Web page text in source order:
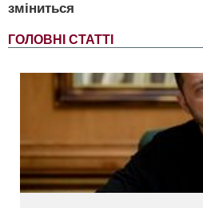
зміниться
ГОЛОВНІ СТАТТІ